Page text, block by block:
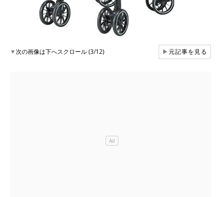
▼次の画像は下へスクロール (3/12) ▶元記事を見る